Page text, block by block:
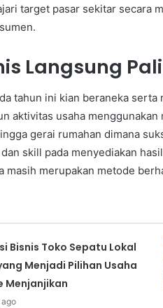
target pasar sekitar secara
Langsung
tahun ini kian beraneka
aktivitas usaha
gerai rumahan dimana
skill pada menyediakan
masih merupakan metode
Bisnis Toko Sepatu Lokal
Menjadi Pilihan Usaha
Menjanjikan